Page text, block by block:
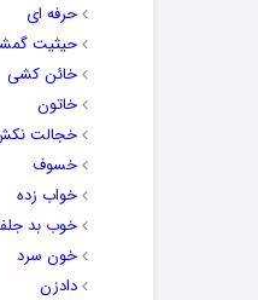
حرفه ای
حیثیت
خائن کشی
خاتون
خجالت
خسوف
خواب زده
خوب بد
خون سرد
دادزن